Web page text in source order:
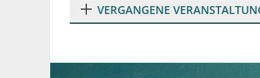
VERGANGENE